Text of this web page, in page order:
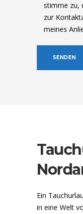
stimme zu,
zur
meines
Ein
in eine Welt